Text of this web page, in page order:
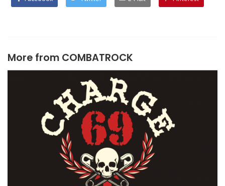
More from COMBATROCK